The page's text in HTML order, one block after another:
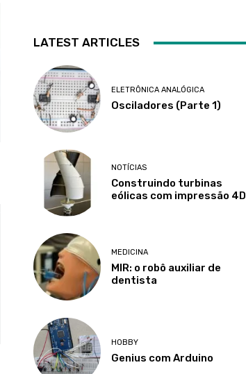
LATEST ARTICLES
ELETRÔNICA ANALÓGICA
Osciladores (Parte 1)
NOTÍCIAS
Construindo turbinas
eólicas com impressão 4D
MEDICINA
MIR: o robô auxiliar de
dentista
HOBBY
Genius com Arduino